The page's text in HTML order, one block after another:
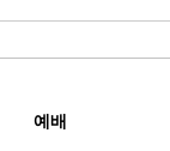
예배